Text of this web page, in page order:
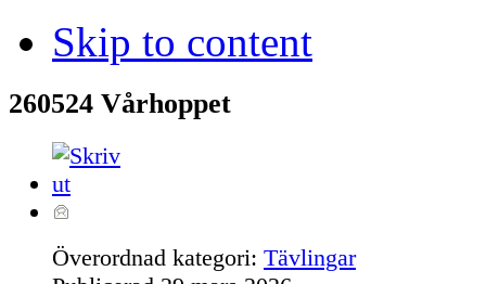
Skip to content
260524 Vårhoppet
Överordnad kategori: Tävlingar